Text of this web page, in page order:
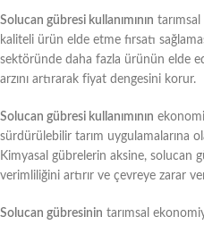
Solucan gübresi kullanımının
kaliteli ürün elde etme fırsatı
sektöründe daha fazla ürünün elde
arzını artırarak fiyat dengesini korur.
Solucan gübresi kullanımının
sürdürülebilir tarım uygulamalarına
Kimyasal gübrelerin aksine, solucan
verimliliğini artırır ve çevreye zarar
Solucan gübresinin tarımsal